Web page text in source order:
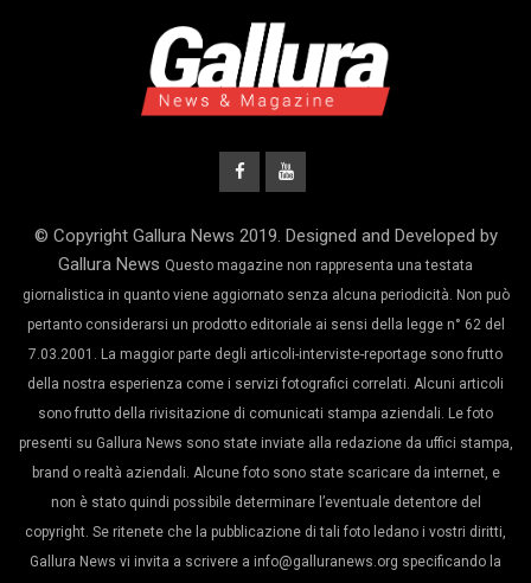
© Copyright Gallura News 2019. Designed and Developed by
Gallura News Questo magazine non rappresenta una testata
giornalistica in quanto viene aggiornato senza alcuna periodicità. Non può
pertanto considerarsi un prodotto editoriale ai sensi della legge n° 62 del
7.03.2001. La maggior parte degli articoli-interviste-reportage sono frutto
della nostra esperienza come i servizi fotografici correlati. Alcuni articoli
sono frutto della rivisitazione di comunicati stampa aziendali. Le foto
presenti su Gallura News sono state inviate alla redazione da uffici stampa,
brand o realtà aziendali. Alcune foto sono state scaricare da internet, e
non è stato quindi possibile determinare l’eventuale detentore del
copyright. Se ritenete che la pubblicazione di tali foto ledano i vostri diritti,
Gallura News vi invita a scrivere a info@galluranews.org specificando la